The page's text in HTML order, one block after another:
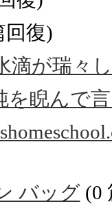
回復)
滴が瑞々
睨んで
バッグ(0